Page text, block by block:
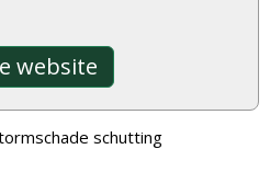
website
schutting